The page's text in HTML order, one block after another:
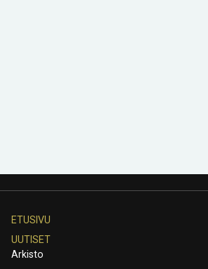
ETUSIVU
UUTISET
Arkisto